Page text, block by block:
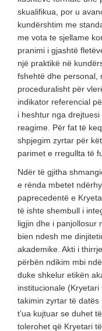
skualifikua, por u
kundërshtim me
me vota te sjellame
pranimi i gjashtë
një praktikë në
fshehtë dhe personal,
proceduralisht për
indikator referencial
i heshtur nga
reagime. Për fat të
shpjegim zyrtar për
parimet e rregullta të
Ndër të gjitha
e rënda mbetet
paprecedentë e
të ishte shembull i
ligjin dhe i panjollosur
bien ndesh me
akademike. Akti i
përbën ndikim mbi
duke shkelur etikën
institucionale
takimin zyrtar të
t’ua kujtuar se duhet
tolerohet që Kryetari